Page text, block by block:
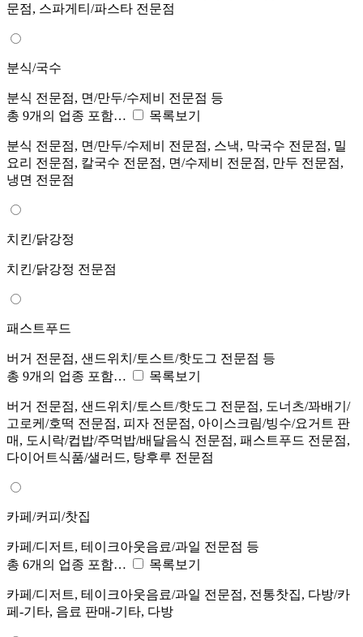
문점, 스파게티/파스타 전문점
분식/국수
분식 전문점, 면/만두/수제비 전문점 등
총 9개의 업종 포함…
목록보기
분식 전문점, 면/만두/수제비 전문점, 스낵, 막국수 전문점, 밀
요리 전문점, 칼국수 전문점, 면/수제비 전문점, 만두 전문점,
냉면 전문점
치킨/닭강정
치킨/닭강정 전문점
패스트푸드
버거 전문점, 샌드위치/토스트/핫도그 전문점 등
총 9개의 업종 포함…
목록보기
버거 전문점, 샌드위치/토스트/핫도그 전문점, 도너츠/꽈배기/
고로케/호떡 전문점, 피자 전문점, 아이스크림/빙수/요거트 판
매, 도시락/컵밥/주먹밥/배달음식 전문점, 패스트푸드 전문점,
다이어트식품/샐러드, 탕후루 전문점
카페/커피/찻집
카페/디저트, 테이크아웃음료/과일 전문점 등
총 6개의 업종 포함…
목록보기
카페/디저트, 테이크아웃음료/과일 전문점, 전통찻집, 다방/카
페-기타, 음료 판매-기타, 다방